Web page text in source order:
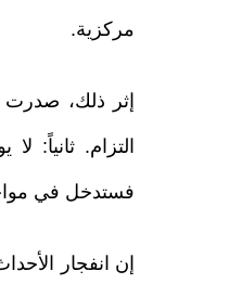
مركزية.
إثر ذلك، صدرت
التزام.
فستدخل في
إن انفجار